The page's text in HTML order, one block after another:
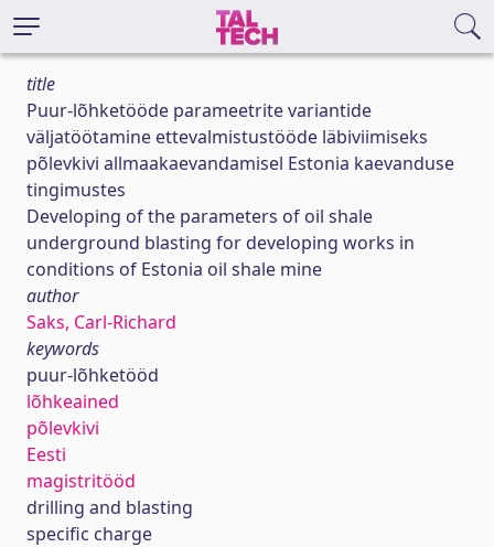
title
Puur-lõhketööde parameetrite variantide
väljatöötamine ettevalmistustööde läbiviimiseks
põlevkivi allmaakaevandamisel Estonia kaevanduse
tingimustes
Developing of the parameters of oil shale
underground blasting for developing works in
conditions of Estonia oil shale mine
author
Saks, Carl-Richard
keywords
puur-lõhketööd
lõhkeained
põlevkivi
Eesti
magistritööd
drilling and blasting
specific charge